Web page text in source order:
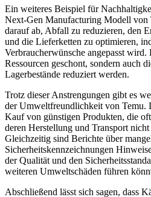
Ein weiteres Beispiel für
Next-Gen Manufacturing Modell von
darauf ab, Abfall zu reduzieren, den
und die Lieferketten zu optimieren,
Verbraucherwünsche angepasst
Ressourcen geschont, sondern auch
Lagerbestände reduziert werden.
Trotz dieser Anstrengungen gibt es
der Umweltfreundlichkeit von Temu.
Kauf von günstigen Produkten, die
deren Herstellung und Transport
Gleichzeitig sind Berichte über
Sicherheitskennzeichnungen
der Qualität und den
weiteren Umweltschäden führen
Abschließend lässt sich sagen, dass